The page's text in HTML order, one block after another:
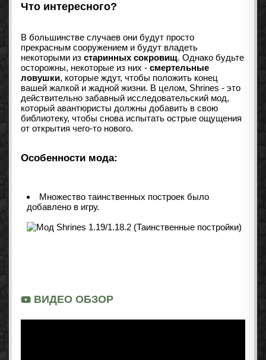
Что интересного?
В большинстве случаев они будут просто
прекрасным сооружением и будут владеть
некоторыми из старинных сокровищ. Однако будьте
осторожны, некоторые из них - смертельные
ловушки, которые ждут, чтобы положить конец
вашей жалкой и жадной жизни. В целом, Shrines - это
действительно забавный исследовательский мод,
который авантюристы должны добавить в свою
библиотеку, чтобы снова испытать острые ощущения
от открытия чего-то нового.
Особенности мода:
Множество таинственных построек было
добавлено в игру.
ВИДЕО ОБЗОР